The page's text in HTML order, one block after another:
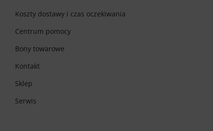
Koszty dostawy i czas oczekiwania
Centrum pomocy
Bony towarowe
Kontakt
Sklep
Serwis